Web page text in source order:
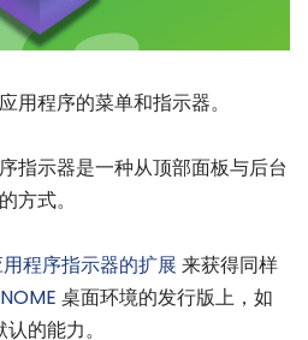
用程序的菜单和指示器。
指示器是一种从顶部面板与后台
方式。
程序指示器的扩展 来获得同样
桌面环境的发行版上，如
的能力。